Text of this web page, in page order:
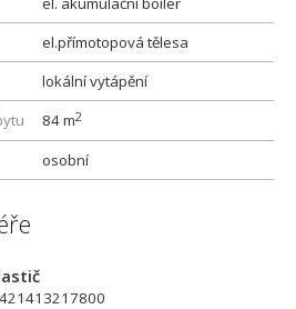
el.přímotopová tělesa
lokální vytápění
84 m2
osobní